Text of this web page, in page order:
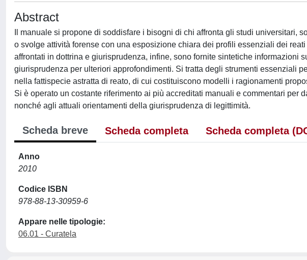
Abstract
Il manuale si propone di soddisfare i bisogni di chi affronta gli studi universitari,
o svolge attività forense con una esposizione chiara dei profili essenziali dei
affrontati in dottrina e giurisprudenza, infine, sono fornite sintetiche informazioni
giurisprudenza per ulteriori approfondimenti. Si tratta degli strumenti essenziali
nella fattispecie astratta di reato, di cui costituiscono modelli i ragionamenti
Si è operato un costante riferimento ai più accreditati manuali e commentari per
nonché agli attuali orientamenti della giurisprudenza di legittimità.
Scheda breve Scheda completa Scheda completa
Anno
2010
Codice ISBN
978-88-13-30959-6
Appare nelle tipologie:
06.01 - Curatela